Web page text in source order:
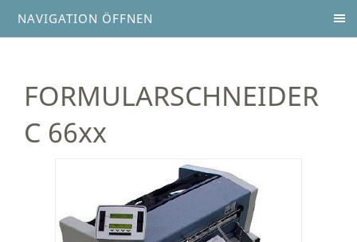
NAVIGATION ÖFFNEN
FORMULARSCHNEIDER
C 66xx